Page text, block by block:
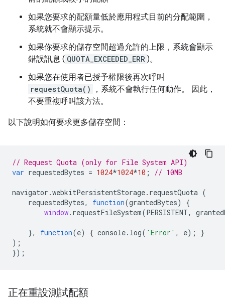
如果您要求的配額量低於應用程式目前的分配範圍，
系統就不會顯示提示。
如果你要求的儲存空間超過允許的上限，系統會顯示
錯誤訊息 ( QUOTA_EXCEEDED_ERR )。
如果您在使用者已授予權限後再次呼叫
requestQuota()
，系統不會執行任何動作。 因此，
不要重複呼叫該方法。
以下說明如何要求更多儲存空間：
// Request Quota (only for File System API)
var requestedBytes = 1024*1024*10 ; // 10MB
navigator .webkitPersistentStorage. requestQuota (
requestedBytes, function(grantedBytes)
{
window. requestFileSystem(PERSISTENT,
}, function(e) { console. log( 'Error' , e);
}
);
});
正在重設測試配額